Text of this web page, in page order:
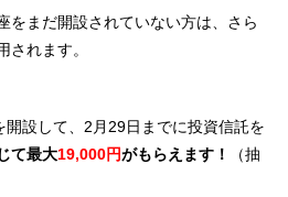
をまだ開設されていない方は、さら
されます。
設して、2月29日までに投資信託を
て最大19,000円がもらえます！
（抽